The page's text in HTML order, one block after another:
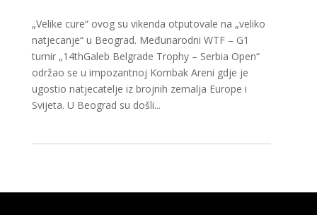
„Velike cure“ ovog su vikenda otputovale na „veliko
natjecanje“ u Beograd. Međunarodni WTF – G1
turnir „14thGaleb Belgrade Trophy – Serbia Open“
održao se u impozantnoj Kombak Areni gdje je
ugostio natjecatelje iz brojnih zemalja Europe i
Svijeta. U Beograd su došli...